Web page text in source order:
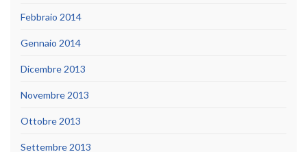
Febbraio 2014
Gennaio 2014
Dicembre 2013
Novembre 2013
Ottobre 2013
Settembre 2013